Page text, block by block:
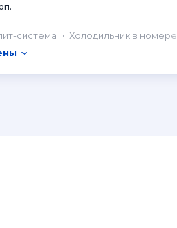
система Холодильник в номере